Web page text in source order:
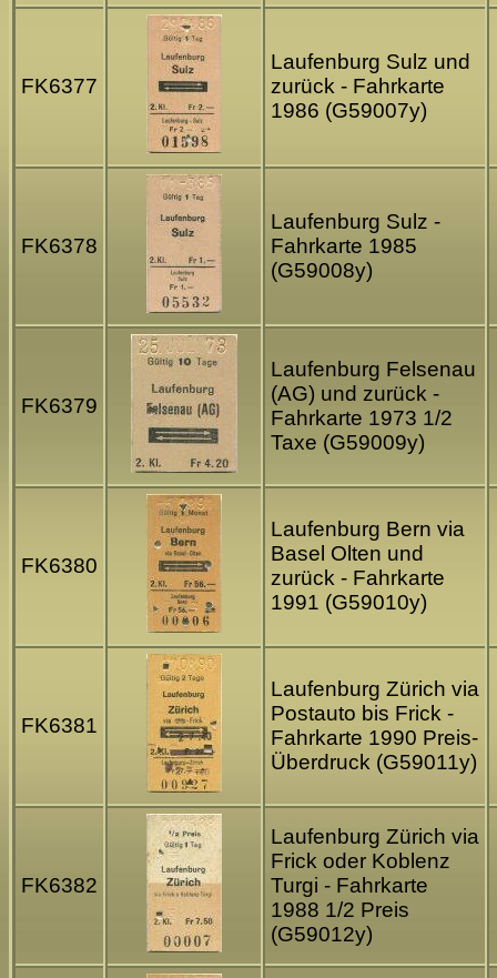
FK6377
Laufenburg Sulz und
zurück - Fahrkarte
1986 (G59007y)
FK6378
Laufenburg Sulz -
Fahrkarte 1985
(G59008y)
FK6379
Laufenburg Felsenau
(AG) und zurück -
Fahrkarte 1973 1/2
Taxe (G59009y)
FK6380
Laufenburg Bern via
Basel Olten und
zurück - Fahrkarte
1991 (G59010y)
FK6381
Laufenburg Zürich via
Postauto bis Frick -
Fahrkarte 1990 Preis-
Überdruck (G59011y)
FK6382
Laufenburg Zürich via
Frick oder Koblenz
Turgi - Fahrkarte
1988 1/2 Preis
(G59012y)